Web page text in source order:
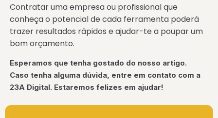
Contratar uma empresa ou profissional que
conheça o potencial de cada ferramenta poderá
trazer resultados rápidos e ajudar-te a poupar um
bom orçamento.
Esperamos que tenha gostado do nosso artigo.
Caso tenha alguma dúvida, entre em contato com a
23A Digital. Estaremos felizes em ajudar!